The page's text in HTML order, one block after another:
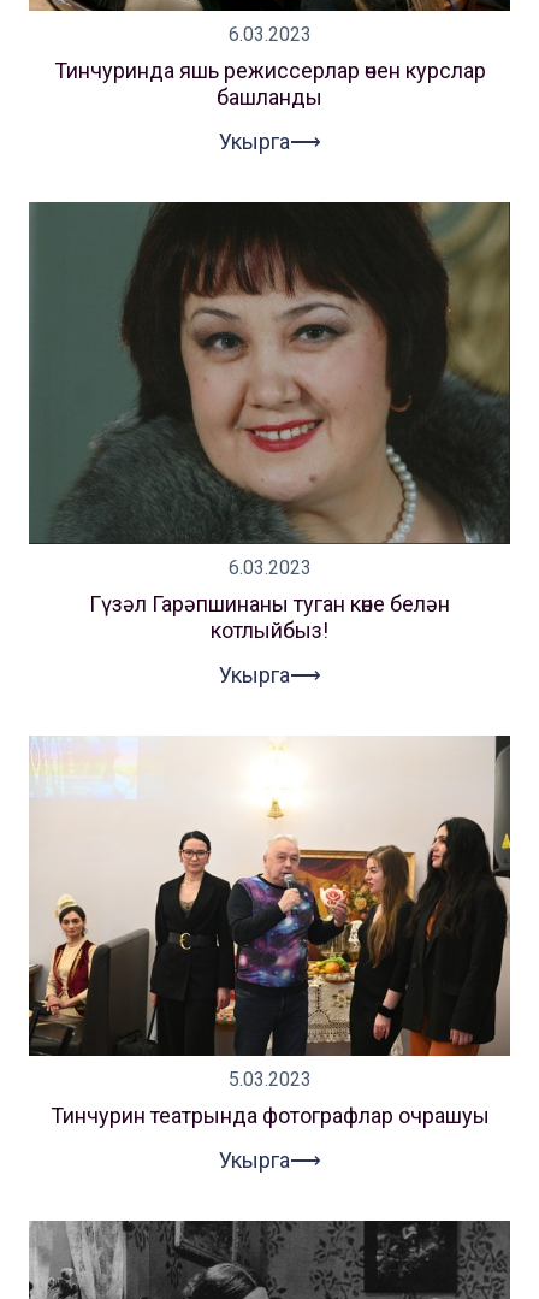
6.03.2023
Тинчуринда яшь режиссерлар өчен курслар
башланды
Укырга⟶
6.03.2023
Гүзәл Гарәпшинаны туган көне белән
котлыйбыз!
Укырга⟶
5.03.2023
Тинчурин театрында фотографлар очрашуы
Укырга⟶